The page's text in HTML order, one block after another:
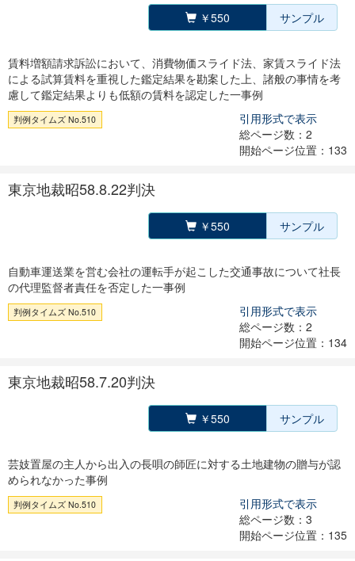
￥550 サンプル
賃料増額請求訴訟において、消費物価スライド法、家賃スライド法
による試算賃料を重視した鑑定結果を勘案した上、諸般の事情を考
慮して鑑定結果よりも低額の賃料を認定した一事例
判例タイムズ No.510
引用形式で表示
総ページ数：2
開始ページ位置：133
東京地裁昭58.8.22判決
￥550 サンプル
自動車運送業を営む会社の運転手が起こした交通事故について社長
の代理監督者責任を否定した一事例
判例タイムズ No.510
引用形式で表示
総ページ数：2
開始ページ位置：134
東京地裁昭58.7.20判決
￥550 サンプル
芸妓置屋の主人から出入の長唄の師匠に対する土地建物の贈与が認
められなかった事例
判例タイムズ No.510
引用形式で表示
総ページ数：3
開始ページ位置：135